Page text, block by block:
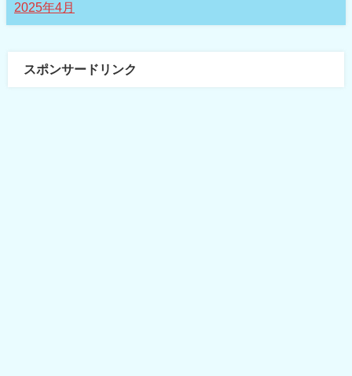
2025年4月
スポンサードリンク